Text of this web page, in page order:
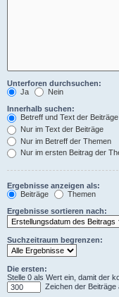
Unterforen durchsuchen:
Ja
Nein
Innerhalb suchen:
Betreff und Text der Beiträge
Nur im Text der Beiträge
Nur im Betreff der Themen
Nur im ersten Beitrag der
Ergebnisse anzeigen als:
Beiträge
Themen
Ergebnisse sortieren nach:
Suchzeitraum begrenzen:
Die ersten:
Stelle 0 als Wert ein, damit der
Zeichen der Beiträge